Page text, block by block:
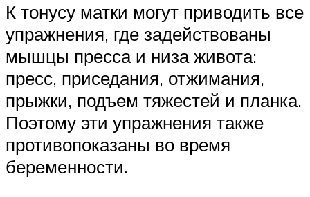
К тонусу матки могут приводить все
упражнения, где задействованы
мышцы пресса и низа живота:
пресс, приседания, отжимания,
прыжки, подъем тяжестей и планка.
Поэтому эти упражнения также
противопоказаны во время
беременности.